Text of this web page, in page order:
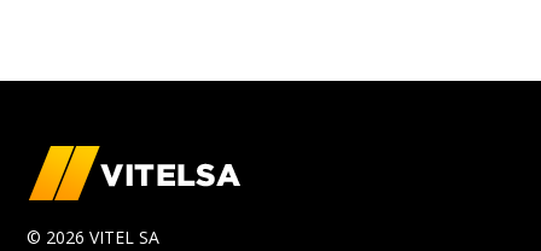
© 2026 VITEL SA